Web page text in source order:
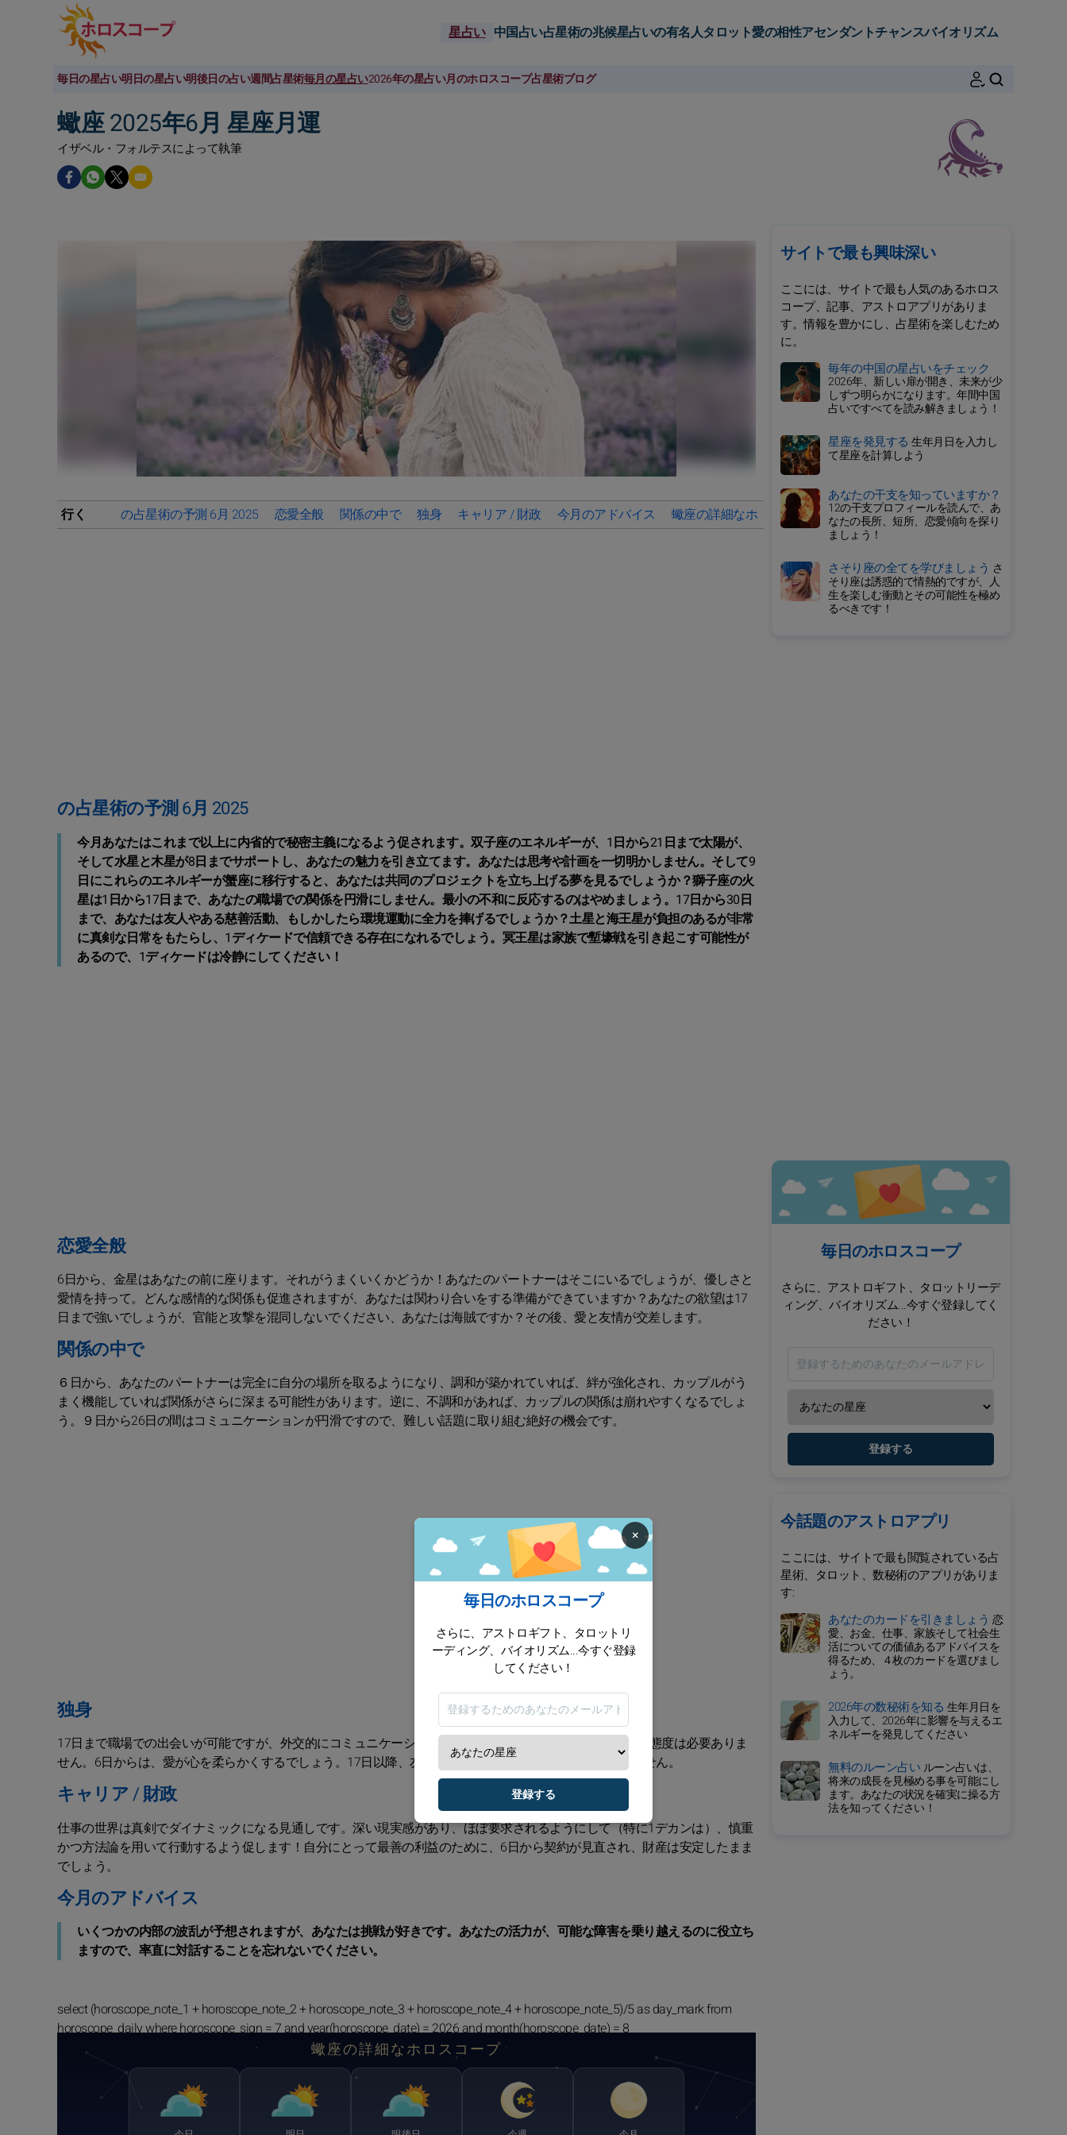
星占い 中国占い占星術の兆候星占いの有名人タロット愛の相性アセンダントチャンスバイオリズム
毎日の星占い明日の星占い明後日の占い週間占星術毎月の星占い2026年の星占い月のホロスコープ占星術ブログ
蠍座 2025年6月 星座月運
イザベル・フォルテスによって執筆
行く の占星術の予測 6月 2025 恋愛全般 関係の中で 独身 キャリア / 財政 今月のアドバイス 蠍座の詳細なホロスコープ 2025年の毎月の星占い
の占星術の予測 6月 2025
今月あなたはこれまで以上に内省的で秘密主義になるよう促されます。双子座のエネルギーが、1日から21日まで太陽が、
そして水星と木星が8日までサポートし、あなたの魅力を引き立てます。あなたは思考や計画を一切明かしません。そして9
日にこれらのエネルギーが蟹座に移行すると、あなたは共同のプロジェクトを立ち上げる夢を見るでしょうか？獅子座の火
星は1日から17日まで、あなたの職場での関係を円滑にしません。最小の不和に反応するのはやめましょう。17日から30日
まで、あなたは友人やある慈善活動、もしかしたら環境運動に全力を捧げるでしょうか？土星と海王星が負担のあるが非常
に真剣な日常をもたらし、1ディケードで信頼できる存在になれるでしょう。冥王星は家族で塹壕戦を引き起こす可能性が
あるので、1ディケードは冷静にしてください！
恋愛全般
6日から、金星はあなたの前に座ります。それがうまくいくかどうか！あなたのパートナーはそこにいるでしょうが、優しさと
愛情を持って。どんな感情的な関係も促進されますが、あなたは関わり合いをする準備ができていますか？あなたの欲望は17
日まで強いでしょうが、官能と攻撃を混同しないでください、あなたは海賊ですか？その後、愛と友情が交差します。
関係の中で
６日から、あなたのパートナーは完全に自分の場所を取るようになり、調和が築かれていれば、絆が強化され、カップルがう
まく機能していれば関係がさらに深まる可能性があります。逆に、不調和があれば、カップルの関係は崩れやすくなるでしょ
う。９日から26日の間はコミュニケーションが円滑ですので、難しい話題に取り組む絶好の機会です。
独身
17日まで職場での出会いが可能ですが、外交的にコミュニケーションを取るよう心がけましょう。攻撃的な態度は必要ありま
せん。6日からは、愛が心を柔らかくするでしょう。17日以降、友人たちがロマンスを促進するかもしれません。
キャリア / 財政
仕事の世界は真剣でダイナミックになる見通しです。深い現実感があり、ほぼ要求されるようにして（特に1デカンは）、慎重
かつ方法論を用いて行動するよう促します！自分にとって最善の利益のために、6日から契約が見直され、財産は安定したまま
でしょう。
今月のアドバイス
いくつかの内部の波乱が予想されますが、あなたは挑戦が好きです。あなたの活力が、可能な障害を乗り越えるのに役立ち
ますので、率直に対話することを忘れないでください。
select (horoscope_note_1 + horoscope_note_2 + horoscope_note_3 + horoscope_note_4 + horoscope_note_5)/5 as day_mark from
horoscope_daily where horoscope_sign = 7 and year(horoscope_date) = 2026 and month(horoscope_date) = 8
蠍座の詳細なホロスコープ
サイトで最も興味深い
ここには、サイトで最も人気のあるホロス
コープ、記事、アストロアプリがありま
す。情報を豊かにし、占星術を楽しむため
に。
毎年の中国の星占いをチェック
2026年、新しい扉が開き、未来が少
しずつ明らかになります。年間中国
占いですべてを読み解きましょう！
星座を発見する 生年月日を入力し
て星座を計算しよう
あなたの干支を知っていますか？
12の干支プロフィールを読んで、あ
なたの長所、短所、恋愛傾向を探り
ましょう！
さそり座の全てを学びましょう さ
そり座は誘惑的で情熱的ですが、人
生を楽しむ衝動とその可能性を極め
るべきです！
毎日のホロスコープ
さらに、アストロギフト、タロットリーデ
ィング、バイオリズム...今すぐ登録してく
ださい！
登録する
今話題のアストロアプリ
ここには、サイトで最も閲覧されている占
星術、タロット、数秘術のアプリがありま
す:
あなたのカードを引きましょう 恋
愛、お金、仕事、家族そして社会生
活についての価値あるアドバイスを
得るため、４枚のカードを選びまし
ょう。
2026年の数秘術を知る 生年月日を
入力して、2026年に影響を与えるエ
ネルギーを発見してください
無料のルーン占いルーン占いは、
将来の成長を見極める事を可能にし
ます。あなたの状況を確実に操る方
法を知ってください！
×
毎日のホロスコープ
さらに、アストロギフト、タロットリ
ーディング、バイオリズム...今すぐ登録
してください！
登録する